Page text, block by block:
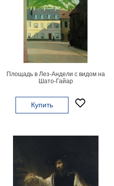
Площадь в Лез-Андели с видом на
Шато-Гайар
Купить